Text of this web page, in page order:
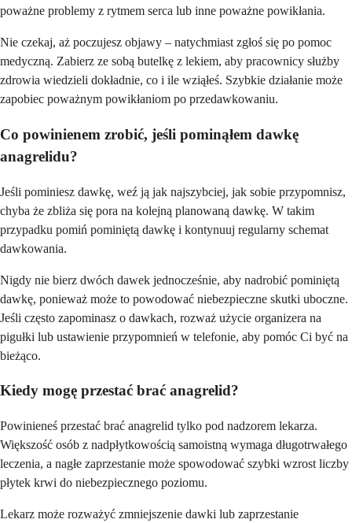
poważne problemy z rytmem serca lub inne poważne powikłania.
Nie czekaj, aż poczujesz objawy – natychmiast zgłoś się po pomoc
medyczną. Zabierz ze sobą butelkę z lekiem, aby pracownicy służby
zdrowia wiedzieli dokładnie, co i ile wziąłeś. Szybkie działanie może
zapobiec poważnym powikłaniom po przedawkowaniu.
Co powinienem zrobić, jeśli pominąłem dawkę
anagrelidu?
Jeśli pominiesz dawkę, weź ją jak najszybciej, jak sobie przypomnisz,
chyba że zbliża się pora na kolejną planowaną dawkę. W takim
przypadku pomiń pominiętą dawkę i kontynuuj regularny schemat
dawkowania.
Nigdy nie bierz dwóch dawek jednocześnie, aby nadrobić pominiętą
dawkę, ponieważ może to powodować niebezpieczne skutki uboczne.
Jeśli często zapominasz o dawkach, rozważ użycie organizera na
pigułki lub ustawienie przypomnień w telefonie, aby pomóc Ci być na
bieżąco.
Kiedy mogę przestać brać anagrelid?
Powinieneś przestać brać anagrelid tylko pod nadzorem lekarza.
Większość osób z nadpłytkowością samoistną wymaga długotrwałego
leczenia, a nagłe zaprzestanie może spowodować szybki wzrost liczby
płytek krwi do niebezpiecznego poziomu.
Lekarz może rozważyć zmniejszenie dawki lub zaprzestanie